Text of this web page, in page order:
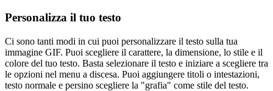
Personalizza il tuo testo
Ci sono tanti modi in cui puoi personalizzare il testo sulla tua
immagine GIF. Puoi scegliere il carattere, la dimensione, lo stile e il
colore del tuo testo. Basta selezionare il testo e iniziare a scegliere tra
le opzioni nel menu a discesa. Puoi aggiungere titoli o intestazioni,
testo normale e persino scegliere la "grafia" come stile del testo.